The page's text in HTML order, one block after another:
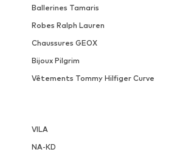
Ballerines Tamaris
Robes Ralph Lauren
Chaussures GEOX
Bijoux Pilgrim
Vêtements Tommy Hilfiger Curve
VILA
NA-KD